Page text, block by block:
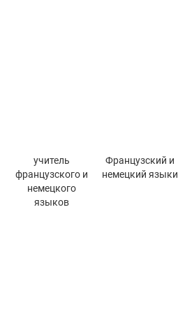
учитель
французского и
немецкого
языков
Французский и
немецкий языки